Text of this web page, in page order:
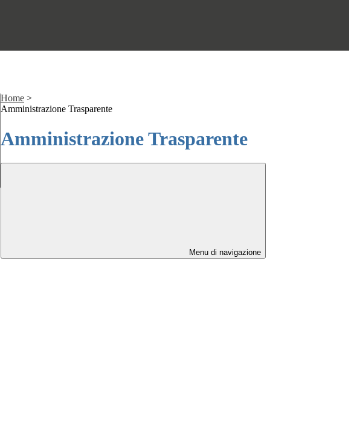
Home >
Amministrazione Trasparente
Amministrazione Trasparente
Menu di navigazione